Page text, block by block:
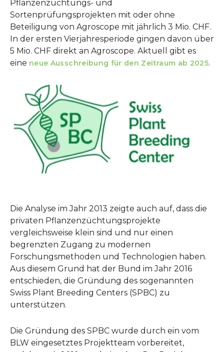
Pflanzenzüchtungs- und
Sortenprüfungsprojekten mit oder ohne
Beteiligung von Agroscope mit jährlich 3 Mio. CHF.
In der ersten Vierjahresperiode gingen davon über
5 Mio. CHF direkt an Agroscope. Aktuell gibt es
eine neue Ausschreibung für den Zeitraum ab 2025.
Die Analyse im Jahr 2013 zeigte auch auf, dass die
privaten Pflanzenzüchtungsprojekte
vergleichsweise klein sind und nur einen
begrenzten Zugang zu modernen
Forschungsmethoden und Technologien haben.
Aus diesem Grund hat der Bund im Jahr 2016
entschieden, die Gründung des sogenannten
Swiss Plant Breeding Centers (SPBC) zu
unterstützen.
Die Gründung des SPBC wurde durch ein vom
BLW eingesetztes Projektteam vorbereitet,